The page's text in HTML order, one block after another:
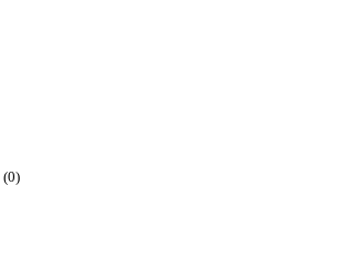
(0)